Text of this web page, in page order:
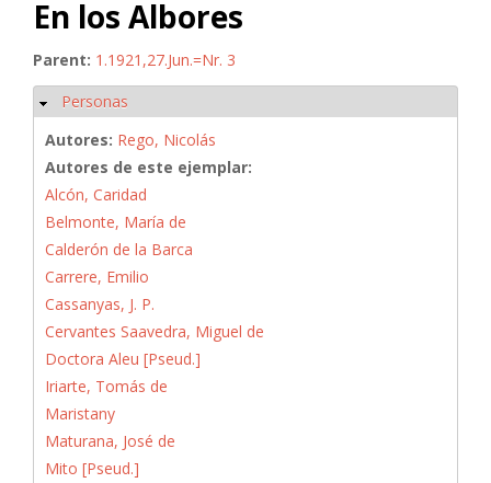
En los Albores
Parent: 1.1921,27.Jun.=Nr. 3
Ocultar
Personas
Autores: Rego, Nicolás
Autores de este ejemplar:
Alcón, Caridad
Belmonte, María de
Calderón de la Barca
Carrere, Emilio
Cassanyas, J. P.
Cervantes Saavedra, Miguel de
Doctora Aleu [Pseud.]
Iriarte, Tomás de
Maristany
Maturana, José de
Mito [Pseud.]